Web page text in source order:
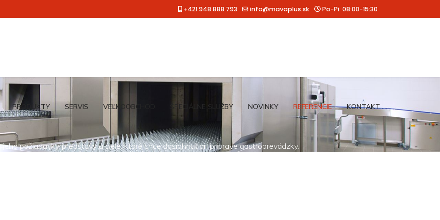
+421 948 888 793 info@mavaplus.sk Po-Pi: 08:00-15:30
PRODUKTY SERVIS VEĽKOOBCHOD ŠPECIÁLNE SLUŽBY NOVINKY REFERENCIE KONTAKT
požiadavky, predstavy a ciele, ktoré chce dosiahnuť pri príprave gastroprevádzky.